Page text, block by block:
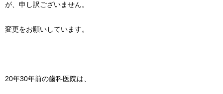
が、申し訳ございません。
変更をお願いしています。
20年30年前の歯科医院は、